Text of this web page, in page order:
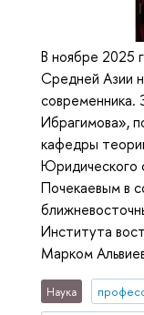
В ноябре 2025
Средней Азии
современника.
Ибрагимова»,
кафедры
Юридического
Почекаевым в
Института
Марком
Наука